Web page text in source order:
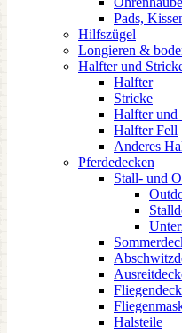
Pads,
Hilfszügel
Longieren &
Halfter und
Halfter
Stricke
Halfter und
Halfter Fell
Anderes
Pferdedecken
Stall- und
Halsteile